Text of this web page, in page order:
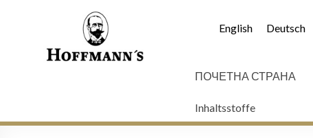
English Deutsch
ПОЧЕТНА СТРАНА
Inhaltsstoffe